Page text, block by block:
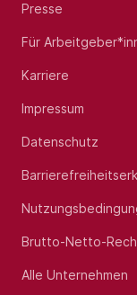
Presse
Für
Karriere
Impressum
Datenschutz
Brutto-Netto-
Alle Unternehmen